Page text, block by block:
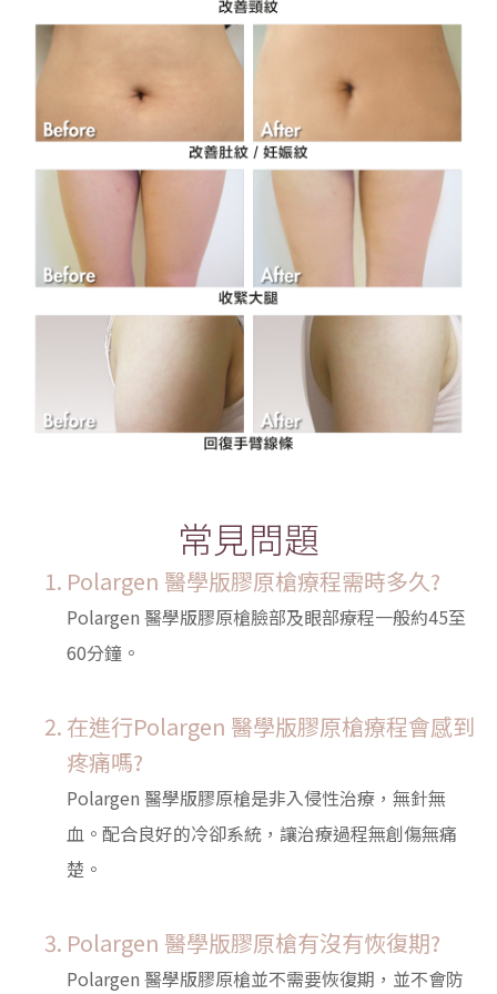
常見問題
Polargen 醫學版膠原槍療程需時多久?
Polargen 醫學版膠原槍臉部及眼部療程一般約45至
60分鐘。
在進行Polargen 醫學版膠原槍療程會感到
疼痛嗎?
Polargen 醫學版膠原槍是非入侵性治療，無針無
血。配合良好的冷卻系統，讓治療過程無創傷無痛
楚。
Polargen 醫學版膠原槍有沒有恢復期?
Polargen 醫學版膠原槍並不需要恢復期，並不會防